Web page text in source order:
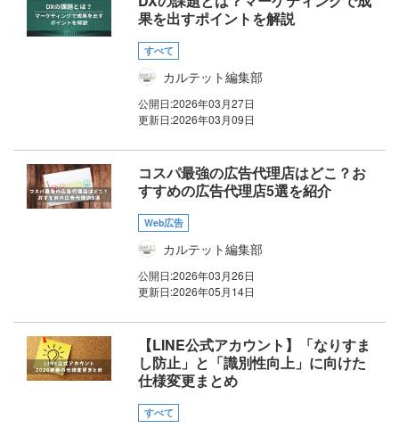
果を出すポイントを解説
すべて
カルテット編集部
公開日:2026年03月27日
更新日:2026年03月09日
コスパ最強の広告代理店はどこ？お
すすめの広告代理店5選を紹介
Web広告
カルテット編集部
公開日:2026年03月26日
更新日:2026年05月14日
【LINE公式アカウント】「なりすま
し防止」と「識別性向上」に向けた
仕様変更まとめ
すべて